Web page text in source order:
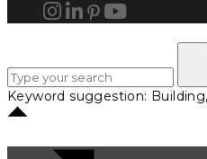
Keyword suggestion: